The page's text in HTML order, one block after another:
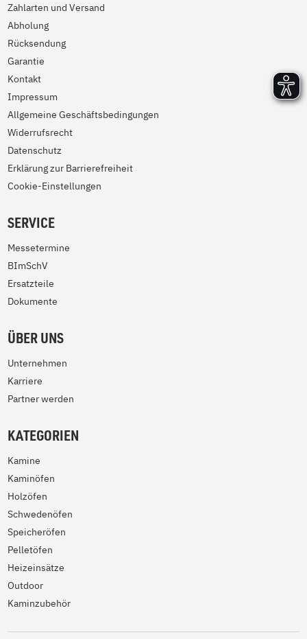
Zahlarten und Versand
Abholung
Rücksendung
Garantie
Kontakt
Impressum
Allgemeine Geschäftsbedingungen
Widerrufsrecht
Datenschutz
Erklärung zur Barrierefreiheit
Cookie-Einstellungen
SERVICE
Messetermine
BImSchV
Ersatzteile
Dokumente
ÜBER UNS
Unternehmen
Karriere
Partner werden
KATEGORIEN
Kamine
Kaminöfen
Holzöfen
Schwedenöfen
Speicheröfen
Pelletöfen
Heizeinsätze
Outdoor
Kaminzubehör